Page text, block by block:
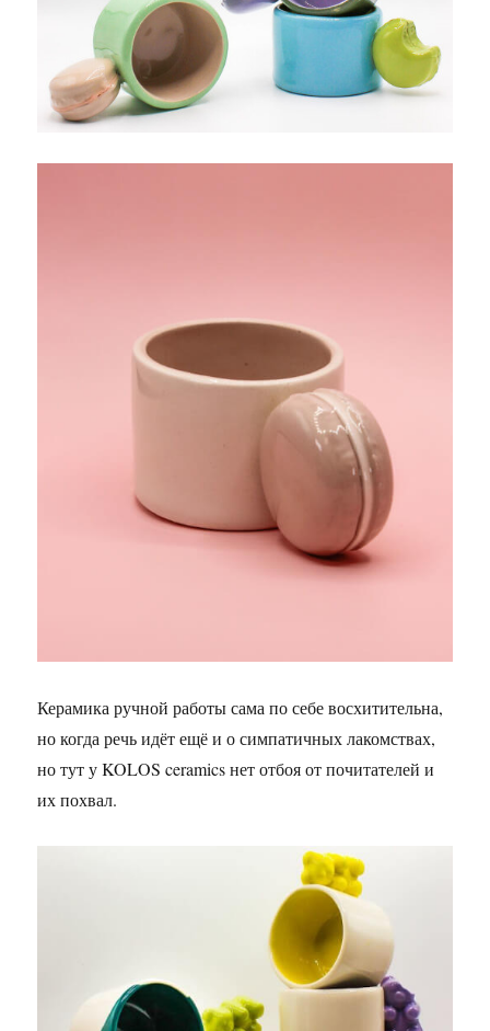
Керамика ручной работы сама по себе восхитительна,
но когда речь идёт ещё и о симпатичных лакомствах,
но тут у KOLOS ceramics нет отбоя от почитателей и
их похвал.